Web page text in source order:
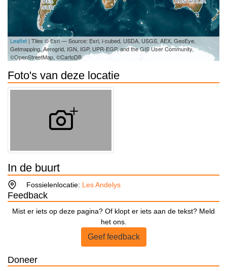
Leaflet | Tiles © Esri — Source: Esri, i-cubed, USDA, USGS, AEX, GeoEye,
Getmapping, Aerogrid, IGN, IGP, UPR-EGP, and the GIS User Community,
©OpenStreetMap, ©CartoDB
Foto's van deze locatie
In de buurt
Fossielenlocatie: Les Andelys
Feedback
Mist er iets op deze pagina? Of klopt er iets aan de tekst? Meld
het ons.
Geef feedback
Doneer